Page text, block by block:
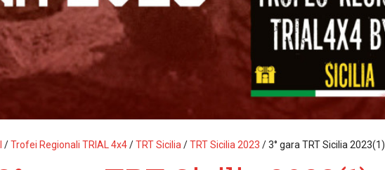
/Trofei Regionali TRIAL 4x4/TRT Sicilia /TRT Sicilia 2023 /3° gara TRT Sicilia 2023(1)